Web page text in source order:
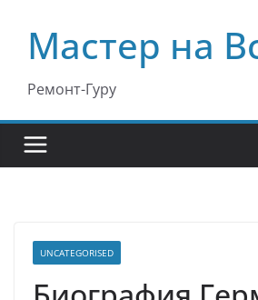
содержимому
Мастер на
Ремонт-Гуру
UNCATEGORISED